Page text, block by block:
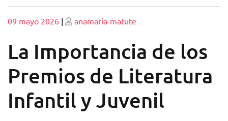
Publicado
09 mayo 2026 | Publicado
anamaria-matute
La Importancia de los
Premios de Literatura
Infantil y Juvenil